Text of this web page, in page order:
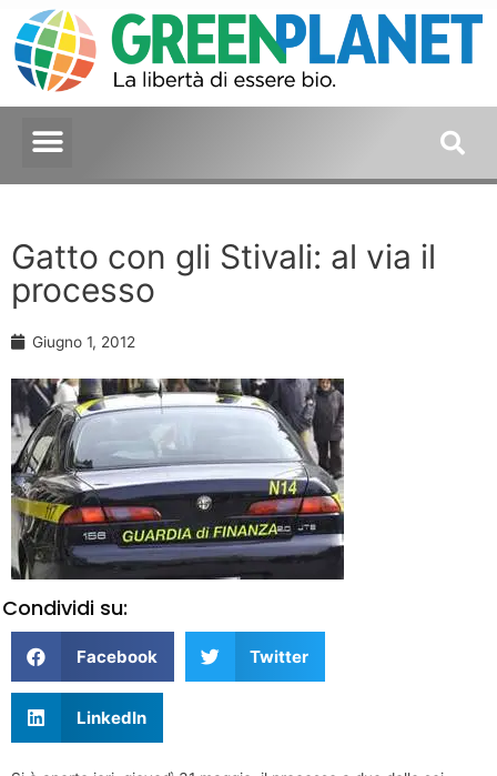
Gatto con gli Stivali: al via il
processo
Giugno 1, 2012
Condividi su:
Facebook Twitter
LinkedIn